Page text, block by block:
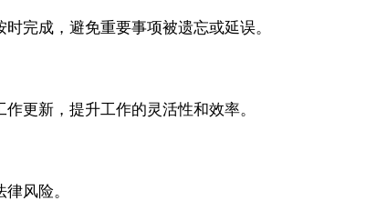
完成，避免重要事项被遗忘或延误。
更新，提升工作的灵活性和效率。
风险。